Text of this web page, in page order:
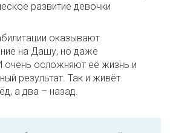
развитие девочки
оказывают
на Дашу, но даже
очень осложняют её жизнь и
результат. Так и живёт
а два – назад.